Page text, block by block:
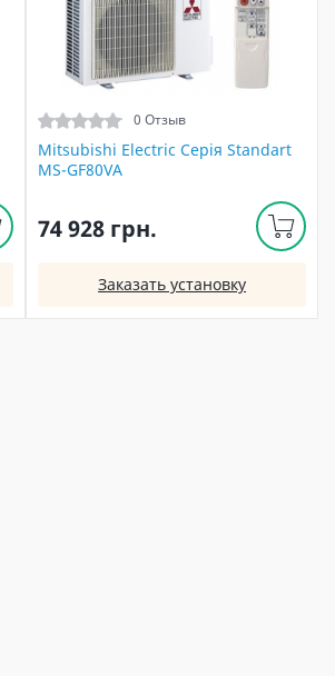
0 Отзыв
Mitsubishi Electric Серія Standart
MS-GF80VA
74 928 грн.
Заказать установку